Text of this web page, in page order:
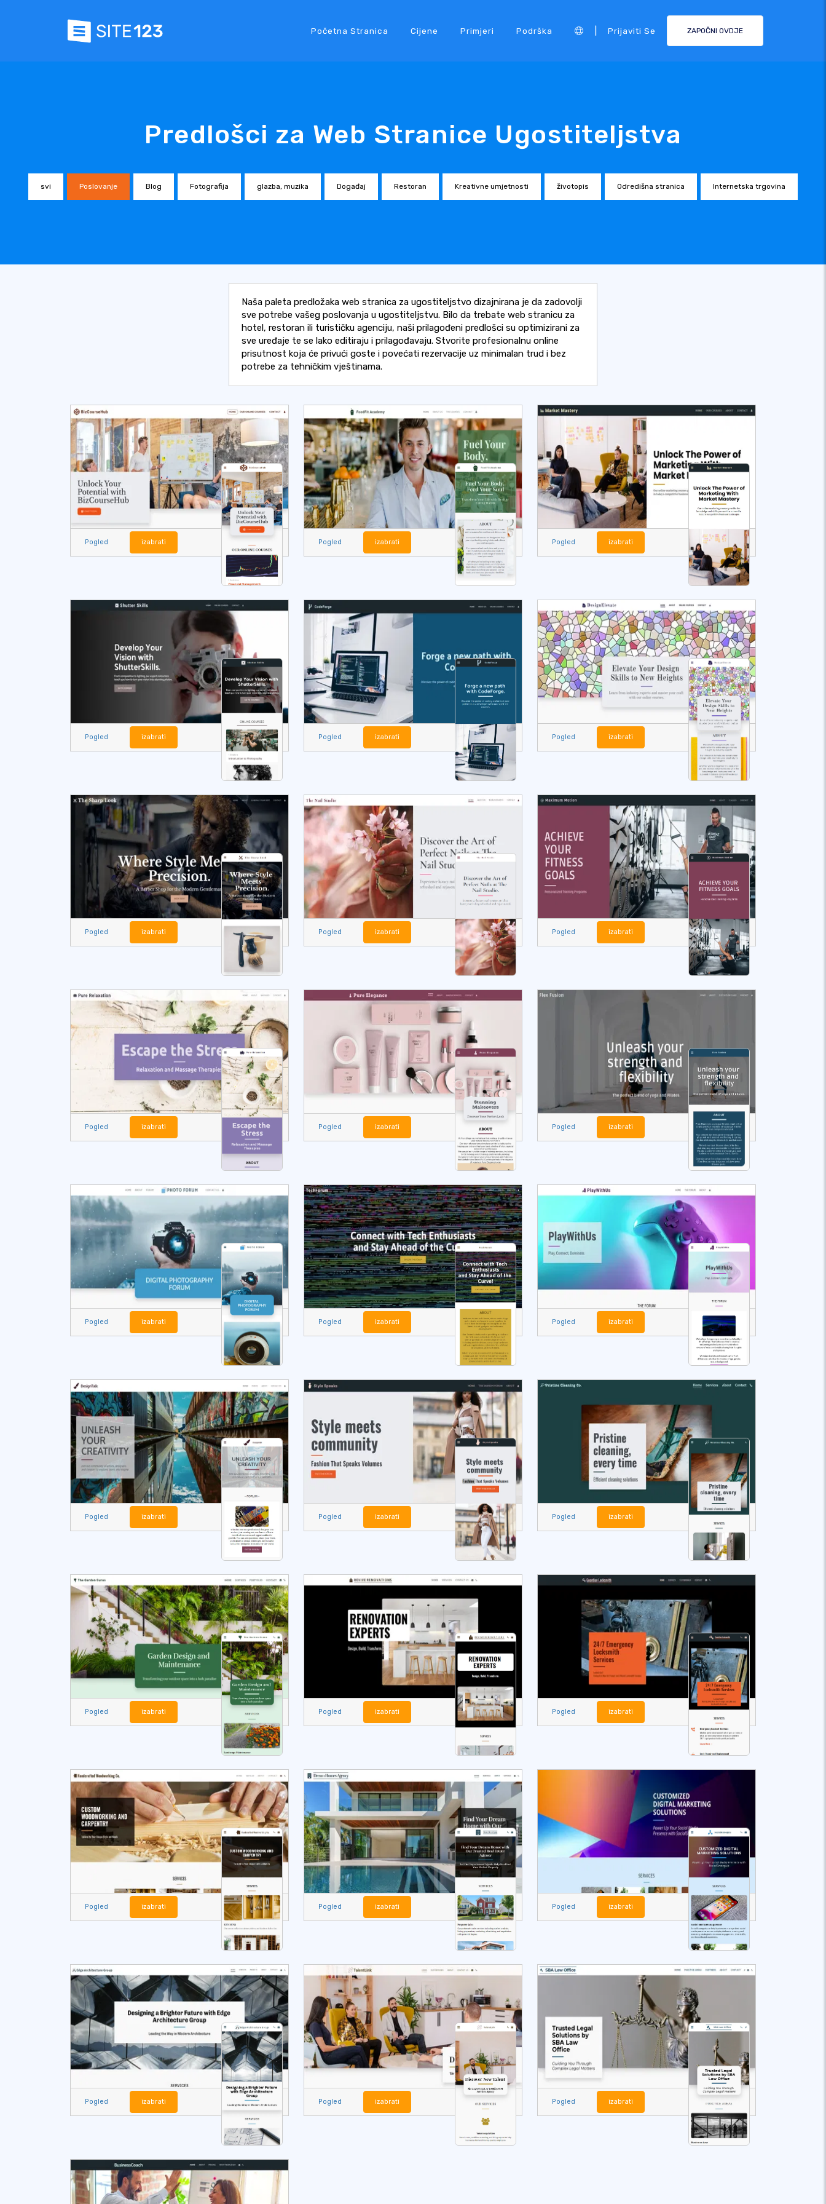
Početna Stranica Cijene Primjeri Podrška Prijaviti Se ZAPOČNI OVDJE
Predlošci za Web Stranice Ugostiteljstva
svi Poslovanje Blog Fotografija glazba, muzika Događaj Restoran Kreativne umjetnosti životopis Odredišna stranica Internetska trgovina
Naša paleta predložaka web stranica za ugostiteljstvo dizajnirana je da zadovolji
sve potrebe vašeg poslovanja u ugostiteljstvu. Bilo da trebate web stranicu za
hotel, restoran ili turističku agenciju, naši prilagođeni predlošci su optimizirani za
sve uređaje te se lako editiraju i prilagođavaju. Stvorite profesionalnu online
prisutnost koja će privući goste i povećati rezervacije uz minimalan trud i bez
potrebe za tehničkim vještinama.
Pogled izabrati Pogled izabrati Pogled izabrati
Pogled izabrati Pogled izabrati Pogled izabrati
Pogled izabrati Pogled izabrati Pogled izabrati
Pogled izabrati Pogled izabrati Pogled izabrati
Pogled izabrati Pogled izabrati Pogled izabrati
Pogled izabrati Pogled izabrati Pogled izabrati
Pogled izabrati Pogled izabrati Pogled izabrati
Pogled izabrati Pogled izabrati Pogled izabrati
Pogled izabrati Pogled izabrati Pogled izabrati